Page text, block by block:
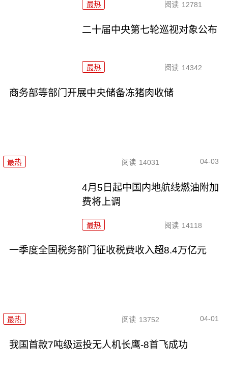
最热 阅读 12781
二十届中央第七轮巡视对象公布
最热 阅读 14342
商务部等部门开展中央储备冻猪肉收储
最热 阅读 14031 04-03
4月5日起中国内地航线燃油附加
费将上调
最热 阅读 14118
一季度全国税务部门征收税费收入超8.4万亿元
最热 阅读 13752 04-01
我国首款7吨级运投无人机长鹰-8首飞成功